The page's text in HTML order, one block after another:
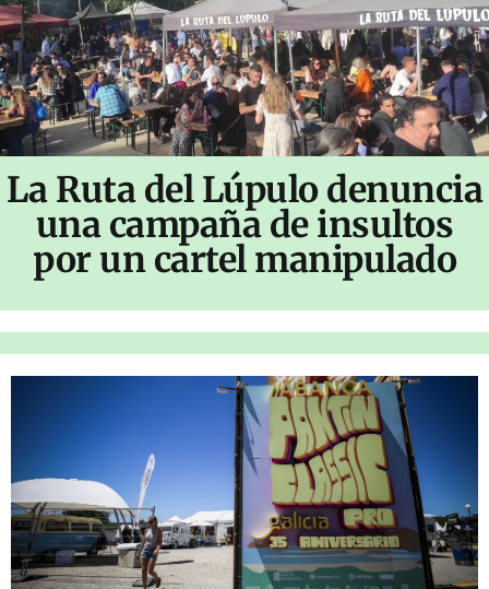
La Ruta del Lúpulo denuncia
una campaña de insultos
por un cartel manipulado